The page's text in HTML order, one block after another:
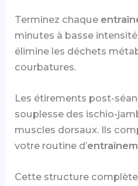
Terminez chaque
minutes à basse
élimine les déchets
courbatures.
Les étirements post-
souplesse des ischio-
muscles dorsaux. Ils
votre routine d’
Cette structure